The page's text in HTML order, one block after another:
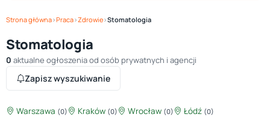
Strona główna›Praca›Zdrowie›Stomatologia
Stomatologia
0 aktualne ogłoszenia od osób prywatnych i agencji
Zapisz wyszukiwanie
Warszawa (0) Kraków (0) Wrocław (0) Łódź (0)